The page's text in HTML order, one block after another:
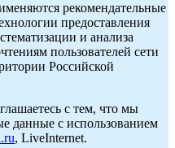
рекомендательные
предоставления
и анализа
пользователей сети
Российской
с тем, что мы
данные с использованием
, LiveInternet.